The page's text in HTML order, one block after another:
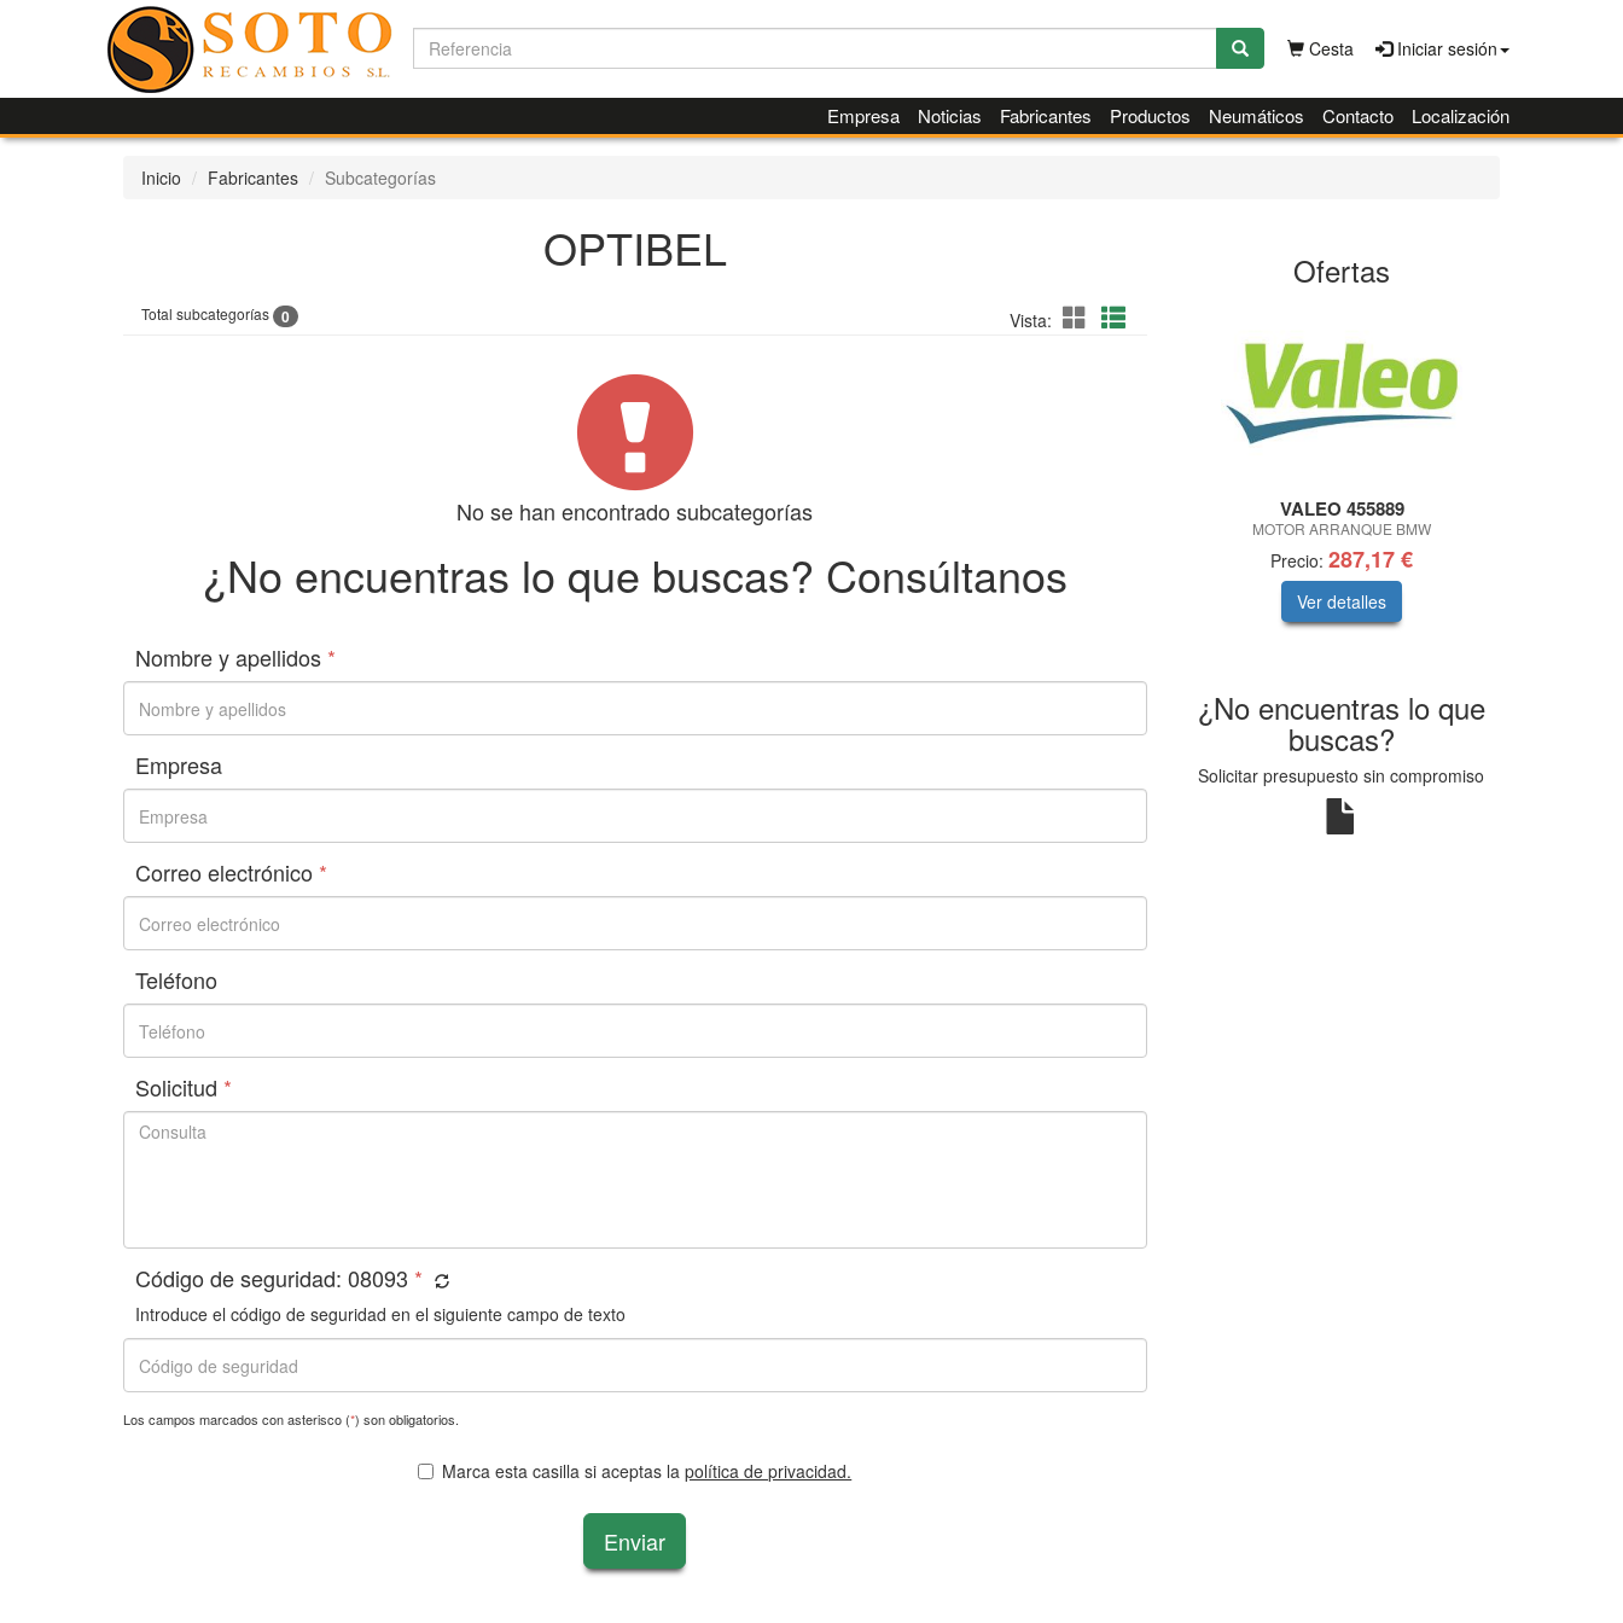
Cesta Iniciar sesión
Empresa Noticias Fabricantes Productos Neumáticos Contacto Localización
Inicio Fabricantes Subcategorías
OPTIBEL
Total subcategorías 0 Vista:
No se han encontrado subcategorías
¿No encuentras lo que buscas? Consúltanos
Nombre y apellidos *
Empresa
Correo electrónico *
Teléfono
Solicitud *
Código de seguridad: 08093 *
Introduce el código de seguridad en el siguiente campo de texto
Los campos marcados con asterisco (*) son obligatorios.
Marca esta casilla si aceptas lapolítica de privacidad.
Enviar
Ofertas
VALEO 455889
MOTOR ARRANQUE BMW
Precio: 287,17 €
Ver detalles
¿No encuentras lo que
buscas?
Solicitar presupuesto sin compromiso